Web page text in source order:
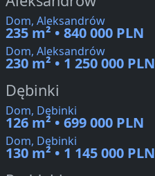
Dom, Aleksandrów
235 m² • 840 000 PLN
Dom, Aleksandrów
230 m² • 1 250 000 PLN
Dębinki
Dom, Dębinki
126 m² • 699 000 PLN
Dom, Dębinki
130 m² • 1 145 000 PLN